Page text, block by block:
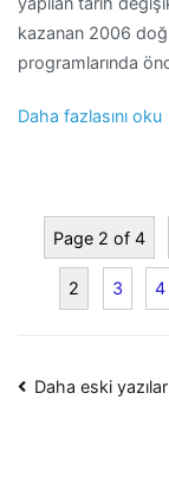
kazanan 2006
programlarında
Daha fazlasını oku
Page 2 of 4
2 3 4
Yazı
Daha eski yazılar